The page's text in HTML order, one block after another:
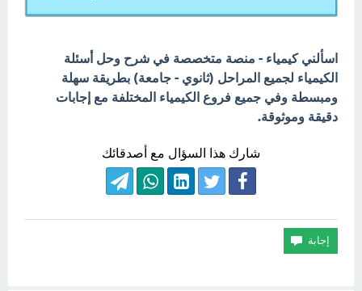
اسألني كيمياء - منصة متخصصة في شرح وحل أسئلة
الكيمياء لجميع المراحل (ثانوي - جامعة) بطريقة سهلة
ومبسطة وفي جميع فروع الكيمياء المختلفة مع إجابات
دقيقة وموثوقة.
شارك هذا السؤال مع أصدقائك